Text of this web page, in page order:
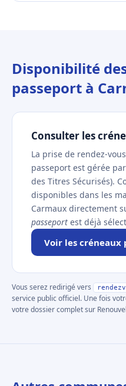
Disponibilité
passeport à
Consulter les
La prise de rendez-
passeport est gérée par
des Titres Sécurisés).
disponibles dans les
Carmaux directement
passeport est déjà
Voir les créneaux
Vous serez redirigé vers
service public officiel. Une fois
votre dossier complet sur